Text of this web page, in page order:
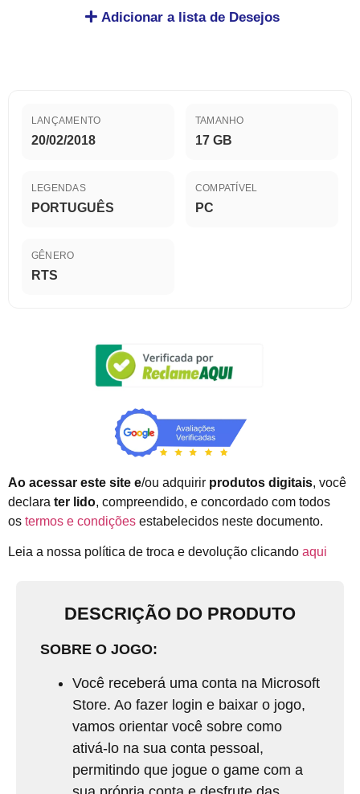
Adicionar a lista de Desejos
LANÇAMENTO
20/02/2018
TAMANHO
17 GB
LEGENDAS
PORTUGUÊS
COMPATÍVEL
PC
GÊNERO
RTS
Ao acessar este site e/ou adquirir produtos digitais, você
declara ter lido, compreendido, e concordado com todos
os termos e condições estabelecidos neste documento.
Leia a nossa política de troca e devolução clicando aqui
DESCRIÇÃO DO PRODUTO
SOBRE O JOGO:
Você receberá uma conta na Microsoft
Store. Ao fazer login e baixar o jogo,
vamos orientar você sobre como
ativá-lo na sua conta pessoal,
permitindo que jogue o game com a